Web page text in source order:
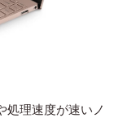
処理速度が速いノ